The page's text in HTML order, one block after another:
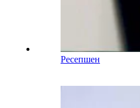
Ресепшен